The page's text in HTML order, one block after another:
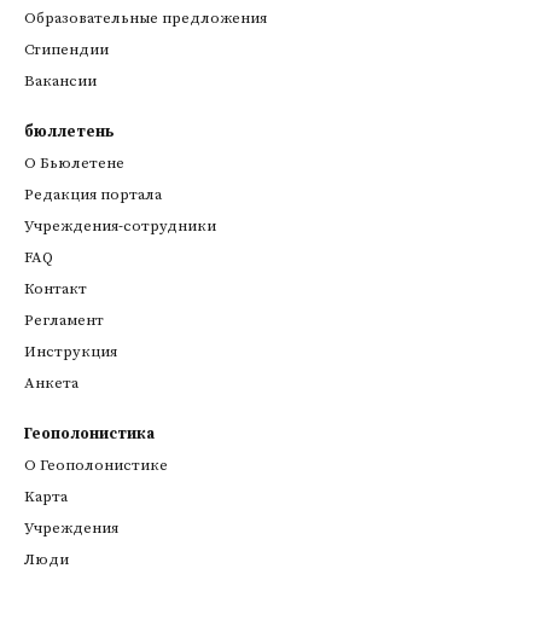
Образовательные предложения
Стипендии
Вакансии
бюллетень
О Бьюлетене
Редакция портала
Учреждения-сотрудники
FAQ
Контакт
Регламент
Инструкция
Анкета
Геополонистика
О Геополонистике
Kарта
Учреждения
Люди